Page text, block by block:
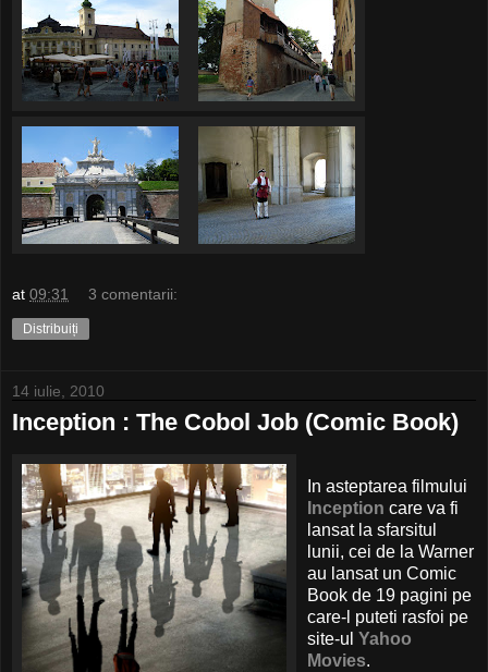
at 09:31 3 comentarii:
Distribuiți
14 iulie, 2010
Inception : The Cobol Job (Comic Book)
In asteptarea filmului
Inception care va fi
lansat la sfarsitul
lunii, cei de la Warner
au lansat un Comic
Book de 19 pagini pe
care-l puteti rasfoi pe
site-ul Yahoo
Movies.